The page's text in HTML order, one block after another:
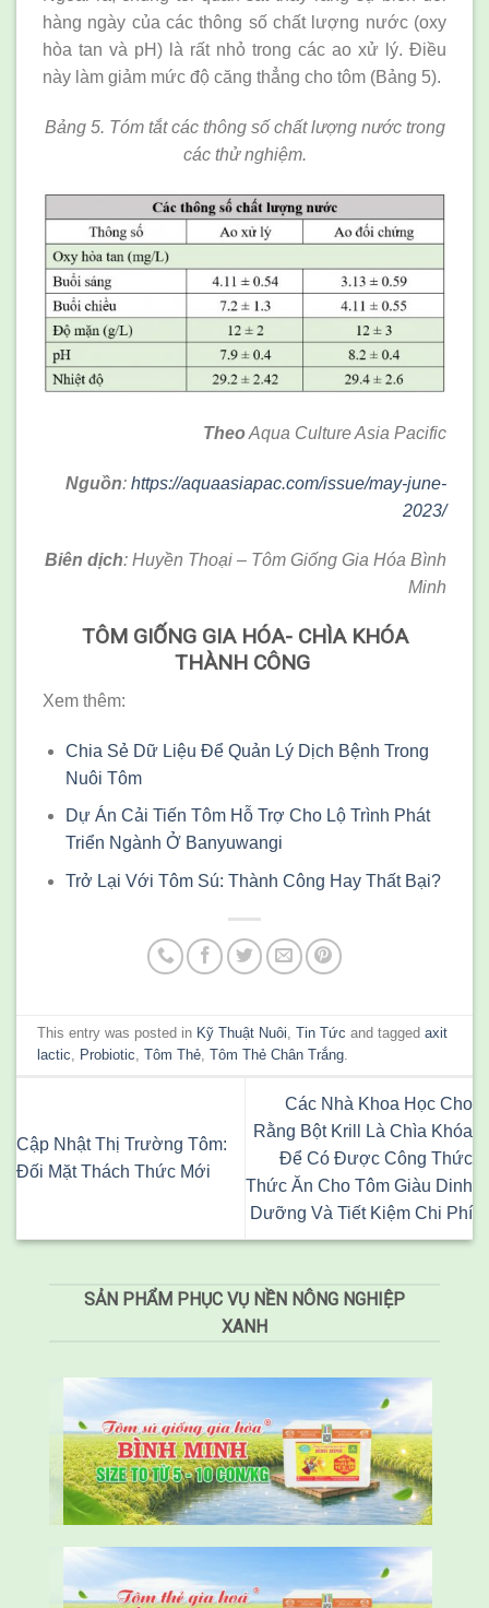
hàng ngày của các thông số chất lượng nước (oxy
hòa tan và pH) là rất nhỏ trong các ao xử lý. Điều
này làm giảm mức độ căng thẳng cho tôm (Bảng 5).
Bảng 5. Tóm tắt các thông số chất lượng nước trong
các thử nghiệm.
TheoAqua Culture Asia Pacific
Nguồn: https://aquaasiapac.com/issue/may-june-
2023/
Biên dịch: Huyền Thoại – Tôm Giống Gia Hóa Bình
Minh
TÔM GIỐNG GIA HÓA- CHÌA KHÓA
THÀNH CÔNG
Xem thêm:
Chia Sẻ Dữ Liệu Để Quản Lý Dịch Bệnh Trong
Nuôi Tôm
Dự Án Cải Tiến Tôm Hỗ Trợ Cho Lộ Trình Phát
Triển Ngành Ở Banyuwangi
Trở Lại Với Tôm Sú: Thành Công Hay Thất Bại?
This entry was posted in Kỹ Thuật Nuôi,Tin Tức and taggedaxit
lactic, Probiotic,Tôm Thẻ,Tôm Thẻ Chân Trắng.
Cập Nhật Thị Trường Tôm:
Đối Mặt Thách Thức Mới
Các Nhà Khoa Học Cho
Rằng Bột Krill Là Chìa Khóa
Để Có Được Công Thức
Thức Ăn Cho Tôm Giàu Dinh
Dưỡng Và Tiết Kiệm Chi Phí
SẢN PHẨM PHỤC VỤ NỀN NÔNG NGHIỆP
XANH